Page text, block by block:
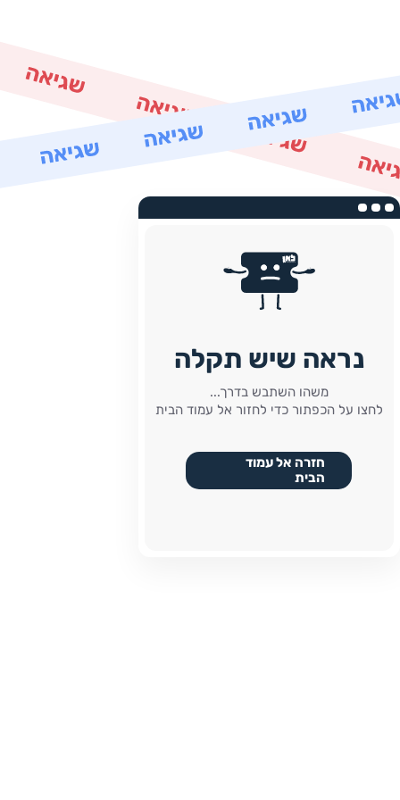
נראה שיש תקלה
משהו השתבש בדרך...
לחצו על הכפתור כדי לחזור אל עמוד הבית
חזרה אל עמוד
הבית